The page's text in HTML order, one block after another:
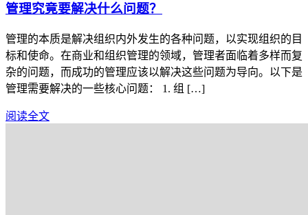
管理究竟要解决什么问题？
管理的本质是解决组织内外发生的各种问题，以实现组织的目
标和使命。在商业和组织管理的领域，管理者面临着多样而复
杂的问题，而成功的管理应该以解决这些问题为导向。以下是
管理需要解决的一些核心问题： 1. 组 […]
阅读全文